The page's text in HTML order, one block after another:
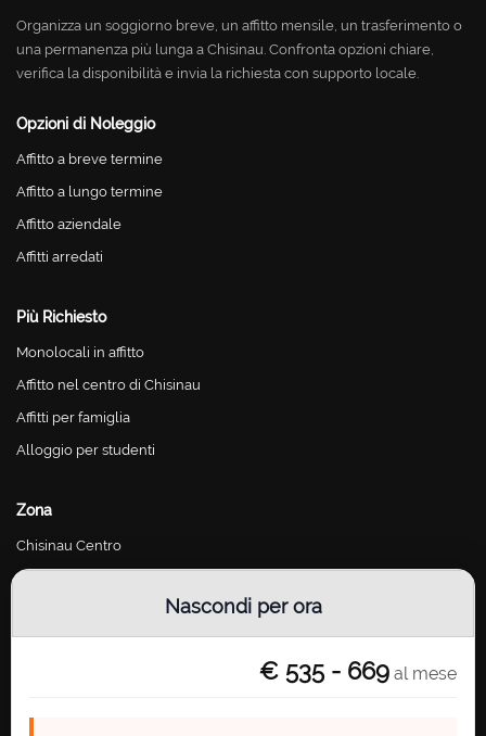
Nascondi per ora
€ 535 - 669 al mese
Organizza un soggiorno breve, un affitto mensile, un trasferimento o
una permanenza più lunga a Chisinau. Confronta opzioni chiare,
verifica la disponibilità e invia la richiesta con supporto locale.
Opzioni di Noleggio
Affitto a breve termine
Affitto a lungo termine
Affitto aziendale
Affitti arredati
Più Richiesto
Monolocali in affitto
Affitto nel centro di Chisinau
Affitti per famiglia
Alloggio per studenti
Zona
Chisinau Centro
Chisinau Riscani